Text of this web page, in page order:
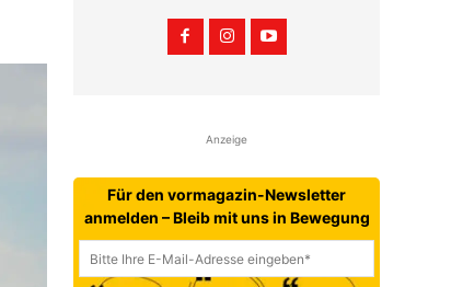
Anzeige
Für den vormagazin-Newsletter
anmelden – Bleib mit uns in Bewegung